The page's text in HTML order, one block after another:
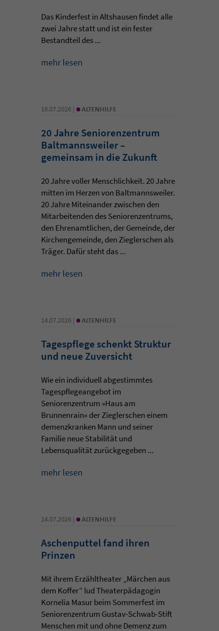
Das Kinderfest in Altshausen findet alle
zwei Jahre statt und ist ein fester
Bestandteil des ...
mehr lesen
16.07.2026 | • ALTENHILFE
20 Jahre Seniorenzentrum
Baltmannsweiler –
gemeinsam in die Zukunft
20 Jahre voller Menschlichkeit. 20 Jahre
mitten im Herzen von Baltmannsweiler.
20 Jahre Miteinander zwischen den
Mitarbeitenden des Seniorenzentrums,
den Ehrenamtlichen, der Gemeinde, der
Kirchengemeinde, den Zieglerschen als
Träger. Dafür steht das ...
mehr lesen
14.07.2026 | • ALTENHILFE
Tagespflege schenkt Struktur
und neue Zuversicht
Wie ein individuell abgestimmtes
Tagespflegeangebot im
Seniorenzentrum »Haus am
Brunnenrain« der Zieglerschen einem
demenzkranken Mann und seiner
Familie neue Stabilität und
Lebensqualität zurückgegeben ...
mehr lesen
14.07.2026 | • ALTENHILFE
Aschenputtel fand ihren
Prinzen
Mit ihrem Erzähltheater „Märchen aus
dem Koffer“ lud Theaterpädagogin
Kornelia Masur beim Sommerfest im
Seniorenzentrum Gustav-Schwab-Stift
Menschen mit und ohne Demenz zum